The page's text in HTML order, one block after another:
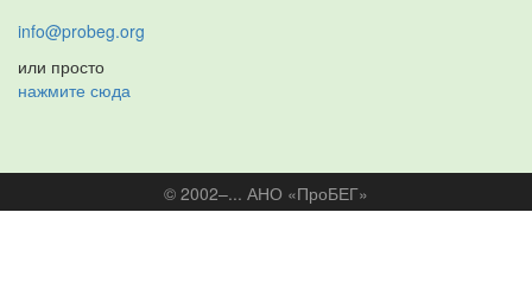
info@probeg.org
или просто
нажмите сюда
© 2002–... АНО «ПроБЕГ»